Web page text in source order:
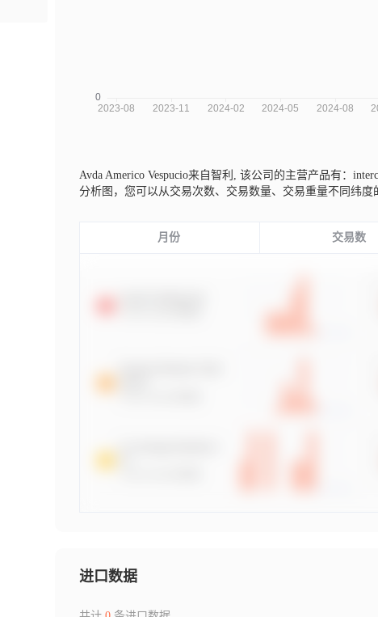
Avda Americo Vespucio来自智利, 该公司的主营产品有：
分析图，您可以从交易次数、交易数量、交易重量不同纬度
月份 交易数
进口数据